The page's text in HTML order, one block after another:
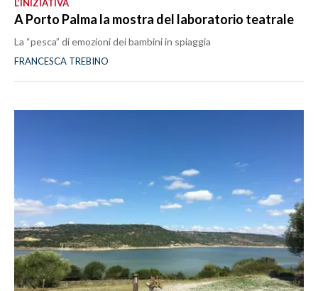
L’INIZIATIVA
A Porto Palma la mostra del laboratorio teatrale
La “pesca” di emozioni dei bambini in spiaggia
FRANCESCA TREBINO